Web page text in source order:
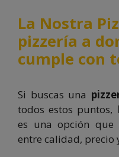
La Nostra
pizzería a
cumple con
Si buscas una
todos estos puntos,
es una opción
entre calidad, precio